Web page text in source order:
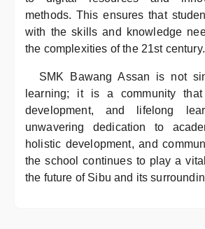
methods. This ensures that
with the skills and knowledge
the complexities of the 21st century.
SMK Bawang Assan is not
learning; it is a community that
development, and lifelong
unwavering dedication to
holistic development, and
the school continues to play a
the future of Sibu and its